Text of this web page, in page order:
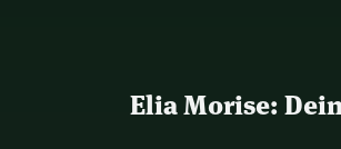
Elia Morise: